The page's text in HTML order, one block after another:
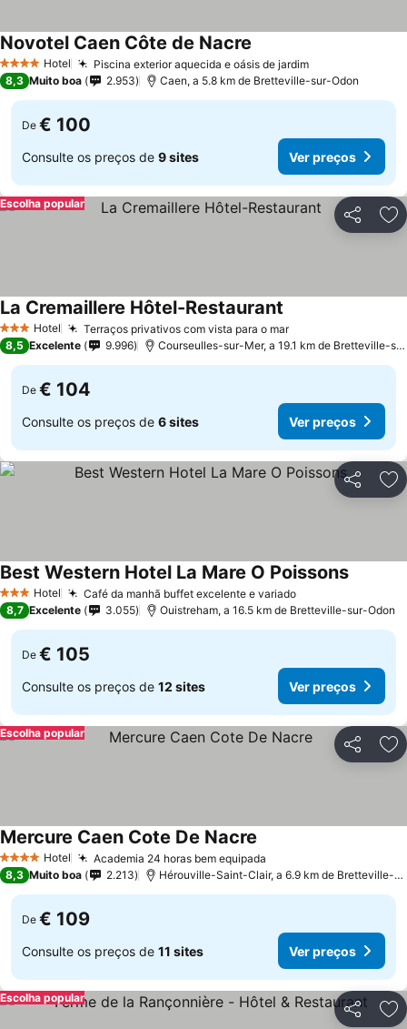
4 EstrelasHotel Piscina exterior aquecida e oásis de jardim
Novotel Caen Côte de Nacre
8,3 Muito boa 2.953 Caen, a 5.8 km de Bretteville-sur-Odon
De € 100
Consulte os preços de 9 sites Ver preços
Partilhar
Escolha popular
3 EstrelasHotel Terraços privativos com vista para o mar
La Cremaillere Hôtel-Restaurant
8,5 Excelente 9.996 Courseulles-sur-Mer, a 19.1 km de Bretteville-sur-Odon
De € 104
Consulte os preços de 6 sites Ver preços
Partilhar
3 EstrelasHotel Café da manhã buffet excelente e variado
Best Western Hotel La Mare O Poissons
8,7 Excelente 3.055 Ouistreham, a 16.5 km de Bretteville-sur-Odon
De € 105
Consulte os preços de 12 sites Ver preços
Partilhar
Escolha popular
4 EstrelasHotel Academia 24 horas bem equipada
Mercure Caen Cote De Nacre
8,3 Muito boa 2.213 Hérouville-Saint-Clair, a 6.9 km de Bretteville-sur-Odon
De € 109
Consulte os preços de 11 sites Ver preços
Partilhar
Escolha popular